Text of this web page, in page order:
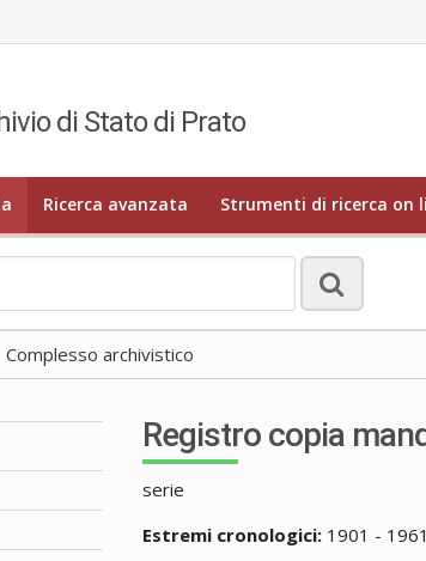
di Stato di Prato
Ricerca avanzata Strumenti di ricerca on
Complesso archivistico
Registro copia
serie
Estremi cronologici: 1901 - 1961